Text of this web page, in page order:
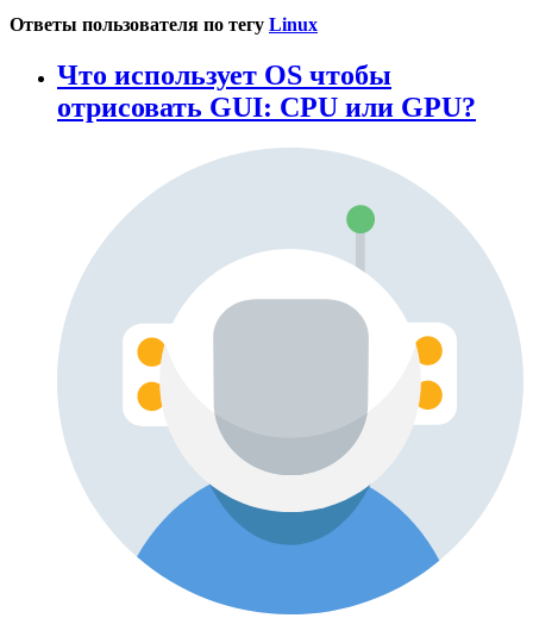
Ответы пользователя по тегу Linux
Что использует OS чтобы
отрисовать GUI: CPU или GPU?